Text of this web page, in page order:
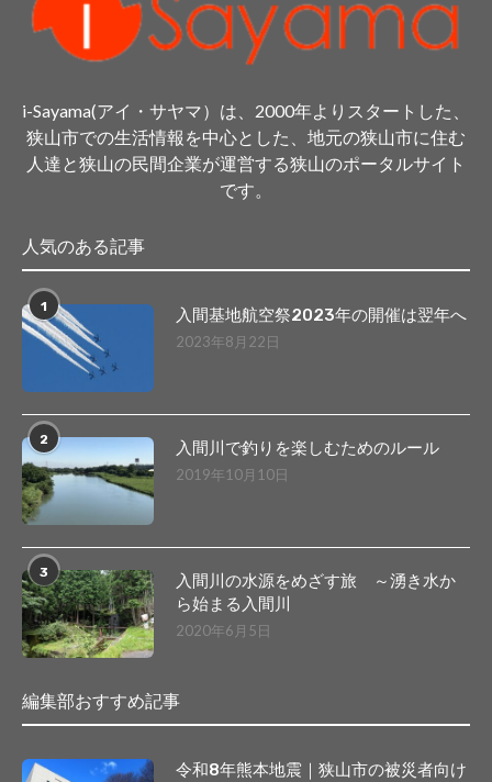
i-Sayama(アイ・サヤマ）は、2000年よりスタートした、
狭山市での生活情報を中心とした、地元の狭山市に住む
人達と狭山の民間企業が運営する狭山のポータルサイト
です。
人気のある記事
1 入間基地航空祭2023年の開催は翌年へ
2023年8月22日
2 入間川で釣りを楽しむためのルール
2019年10月10日
3
入間川の水源をめざす旅 ～湧き水か
ら始まる入間川
2020年6月5日
編集部おすすめ記事
令和8年熊本地震｜狭山市の被災者向け